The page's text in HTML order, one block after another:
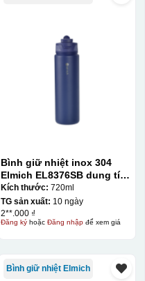
Bình giữ nhiệt inox 304
Elmich EL8376SB dung tích
720ml
Kích thước: 720ml
TG sản xuất: 10 ngày
2**.000 ₫
Đăng kýhoặc Đăng nhậpđể xem giá
Bình giữ nhiệt Elmich